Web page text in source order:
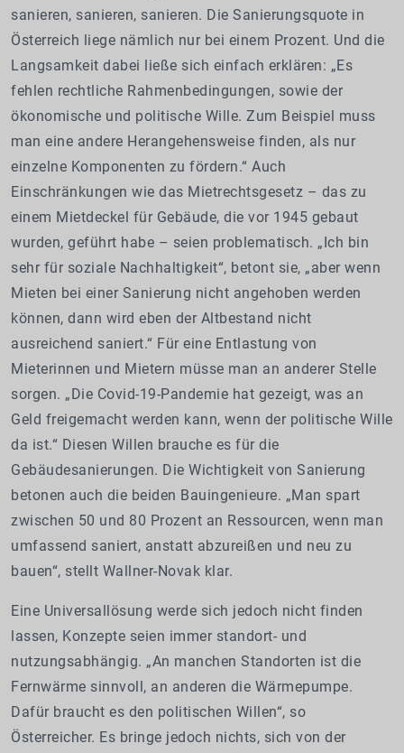
sanieren, sanieren, sanieren. Die Sanierungsquote in
Österreich liege nämlich nur bei einem Prozent. Und die
Langsamkeit dabei ließe sich einfach erklären: „Es
fehlen rechtliche Rahmenbedingungen, sowie der
ökonomische und politische Wille. Zum Beispiel muss
man eine andere Herangehensweise finden, als nur
einzelne Komponenten zu fördern.“ Auch
Einschränkungen wie das Mietrechtsgesetz – das zu
einem Mietdeckel für Gebäude, die vor 1945 gebaut
wurden, geführt habe – seien problematisch. „Ich bin
sehr für soziale Nachhaltigkeit“, betont sie, „aber wenn
Mieten bei einer Sanierung nicht angehoben werden
können, dann wird eben der Altbestand nicht
ausreichend saniert.“ Für eine Entlastung von
Mieterinnen und Mietern müsse man an anderer Stelle
sorgen. „Die Covid-19-Pandemie hat gezeigt, was an
Geld freigemacht werden kann, wenn der politische Wille
da ist.“ Diesen Willen brauche es für die
Gebäudesanierungen. Die Wichtigkeit von Sanierung
betonen auch die beiden Bauingenieure. „Man spart
zwischen 50 und 80 Prozent an Ressourcen, wenn man
umfassend saniert, anstatt abzureißen und neu zu
bauen“, stellt Wallner-Novak klar.
Eine Universallösung werde sich jedoch nicht finden
lassen, Konzepte seien immer standort- und
nutzungsabhängig. „An manchen Standorten ist die
Fernwärme sinnvoll, an anderen die Wärmepumpe.
Dafür braucht es den politischen Willen“, so
Österreicher. Es bringe jedoch nichts, sich von der